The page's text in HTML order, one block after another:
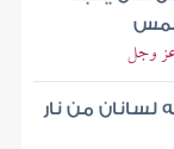
عز وجل
لسانان من نار